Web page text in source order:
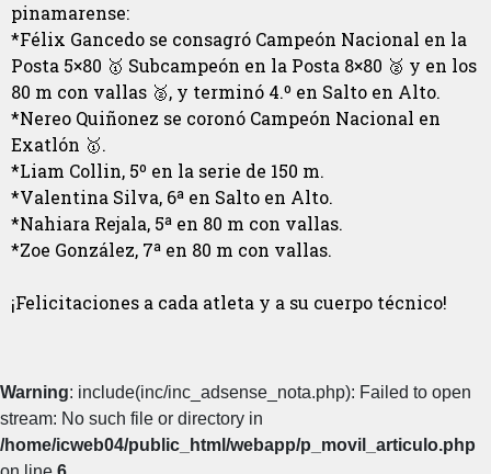
pinamarense:
*Félix Gancedo se consagró Campeón Nacional en la
Posta 5×80 🥇 Subcampeón en la Posta 8×80 🥈 y en los
80 m con vallas 🥈, y terminó 4.º en Salto en Alto.
*Nereo Quiñonez se coronó Campeón Nacional en
Exatlón 🥇.
*Liam Collin, 5º en la serie de 150 m.
*Valentina Silva, 6ª en Salto en Alto.
*Nahiara Rejala, 5ª en 80 m con vallas.
*Zoe González, 7ª en 80 m con vallas.
¡Felicitaciones a cada atleta y a su cuerpo técnico!
Warning: include(inc/inc_adsense_nota.php): Failed to open
stream: No such file or directory in
/home/icweb04/public_html/webapp/p_movil_articulo.php